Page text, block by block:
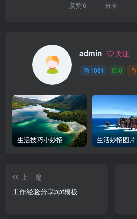
点赞6 分享
admin 关注
1081 0
生活技巧小妙招 生活妙招图片
上一篇
工作经验分享ppt模板